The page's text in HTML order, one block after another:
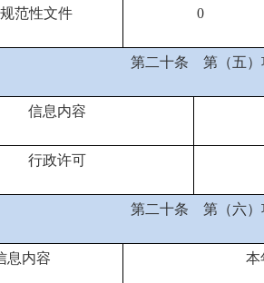
范性文件 0
第二十条 第（五）
信息内容
行政许可
第二十条 第（六）
息内容 本